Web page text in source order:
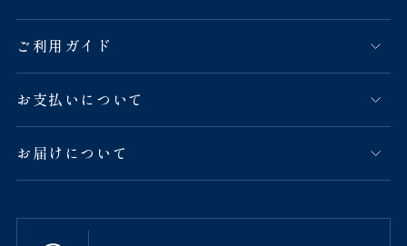
ご利用ガイド
お支払いについて
お届けについて